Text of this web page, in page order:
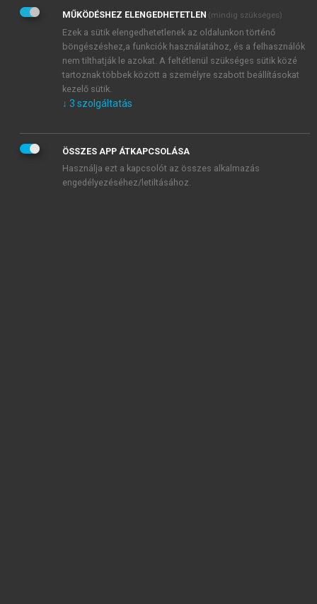
Adatkezelési tájékoztatóbanfoglaltakat tudomásul
veszem és elfogadom.
Általános vásárlási feltételeket, valamint a szotar.netés a
mersz.huoldalak licencszerződéseiben foglaltakat
tudomásul veszem és elfogadom.
KIPRÓBÁLOM
MŰKÖDÉSHEZ ELENGEDHETETLEN (mindig szükséges)
Ezek a sütik elengedhetetlenek az oldalunkon történő
böngészéshez,a funkciók használatához, és a felhasználók
nem tilthatják le azokat. A feltétlenül szükséges sütik közé
tartoznak többek között a személyre szabott beállításokat
kezelő sütik.
↓ 3 szolgáltatás
ÖSSZES APP ÁTKAPCSOLÁSA
Használja ezt a kapcsolót az összes alkalmazás
engedélyezéséhez/letiltásához.